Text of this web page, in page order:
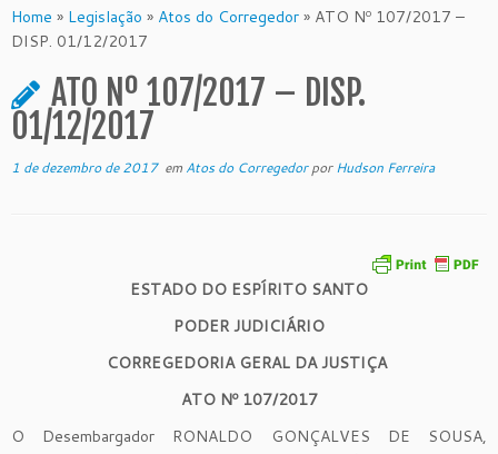
to
content
Home » Legislação » Atos do Corregedor » ATO Nº 107/2017 –
DISP. 01/12/2017
ATO Nº 107/2017 – DISP.
01/12/2017
1 de dezembro de 2017em Atos do CorregedorporHudson Ferreira
ESTADO DO ESPÍRITO SANTO
PODER JUDICIÁRIO
CORREGEDORIA GERAL DA JUSTIÇA
ATO Nº 107/2017
O Desembargador RONALDO GONÇALVES DE SOUSA,